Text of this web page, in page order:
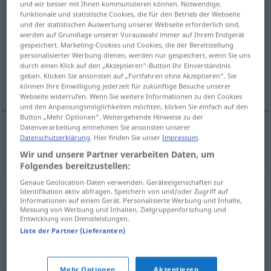
Kulanzf
Übersicht aller Übersetzungen
(Für mehr Details die Übersetzung anklicken/antippen)
coulance
coulance Kulanz
Synonyme für "Kulanz"
Großzügigkeit,Kompromissbereitschaft
und wir besser mit Ihnen kommunizieren können. Notwendige,
funktionale und statistische Cookies, die für den Betrieb der Webseite
und der statistischen Auswertung unserer Webseite erforderlich sind,
werden auf Grundlage unserer Vorauswahl immer auf Ihrem Endgerät
gespeichert. Marketing-Cookies und Cookies, die der Bereitstellung
personalisierter Werbung dienen, werden nur gespeichert, wenn Sie uns
durch einen Klick auf den „Akzeptieren“-Button Ihr Einverständnis
geben. Klicken Sie ansonsten auf „Fortfahren ohne Akzeptieren“. Sie
können Ihre Einwilligung jederzeit für zukünftige Besuche unserer
Webseite widerrufen. Wenn Sie weitere Informationen zu den Cookies
und den Anpassungsmöglichkeiten möchten, klicken Sie einfach auf den
Button „Mehr Optionen“. Weitergehende Hinweise zu der
Datenverarbeitung entnehmen Sie ansonsten unserer
Datenschutzerklärung. Hier finden Sie unserImpressum.
Wir und unsere Partner verarbeiten Daten, um
Folgendes bereitzustellen:
Genaue Geolocation-Daten verwenden. Geräteeigenschaften zur
Identifikation aktiv abfragen. Speichern von und/oder Zugriff auf
Informationen auf einem Gerät. Personalisierte Werbung und Inhalte,
Messung von Werbung und Inhalten, Zielgruppenforschung und
Entwicklung von Dienstleistungen.
Liste der Partner (Lieferanten)
Mehr Optionen Akzeptieren